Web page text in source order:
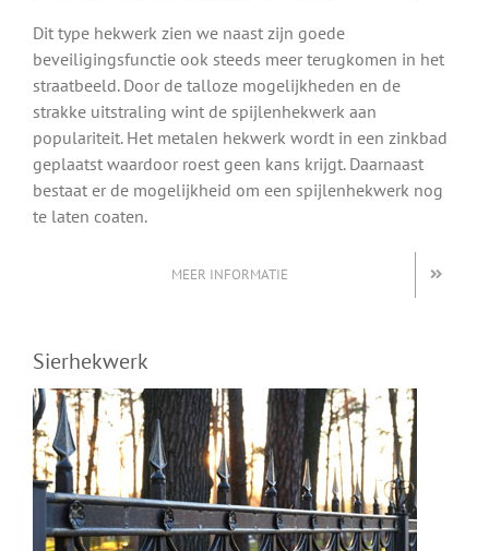
Dit type hekwerk zien we naast zijn goede
beveiligingsfunctie ook steeds meer terugkomen in het
straatbeeld. Door de talloze mogelijkheden en de
strakke uitstraling wint de spijlenhekwerk aan
populariteit. Het metalen hekwerk wordt in een zinkbad
geplaatst waardoor roest geen kans krijgt. Daarnaast
bestaat er de mogelijkheid om een spijlenhekwerk nog
te laten coaten.
MEER INFORMATIE
Sierhekwerk